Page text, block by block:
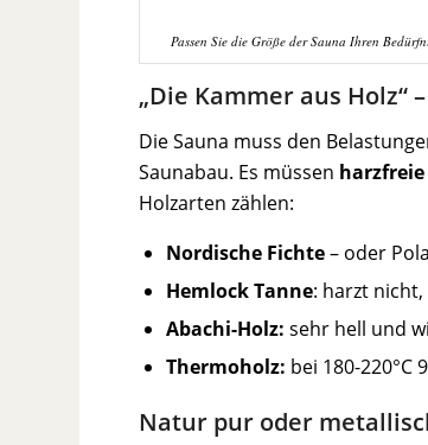
Passen Sie die Größe der Sauna Ihren
„Die Kammer aus Holz“
Die Sauna muss den
Saunabau. Es müssen
Holzarten zählen:
Nordische Fichte– oder
Hemlock Tanne: harzt
Abachi-Holz: sehr hell und
Thermoholz: bei 180-
Natur pur oder